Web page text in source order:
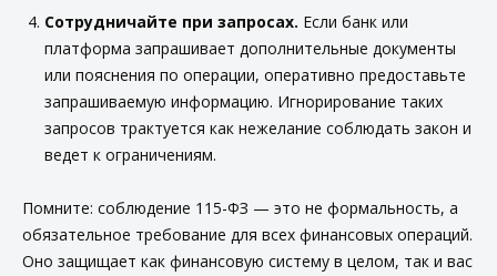
Сотрудничайте при запросах. Если банк или
платформа запрашивает дополнительные документы
или пояснения по операции, оперативно предоставьте
запрашиваемую информацию. Игнорирование таких
запросов трактуется как нежелание соблюдать закон и
ведет к ограничениям.
Помните: соблюдение 115-ФЗ — это не формальность, а
обязательное требование для всех финансовых операций.
Оно защищает как финансовую систему в целом, так и вас